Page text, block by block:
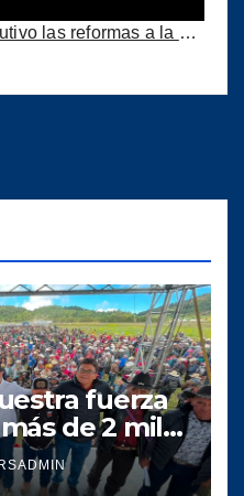
fuerza
de 2 mil